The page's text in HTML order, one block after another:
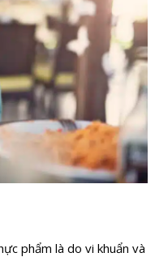
phẩm là do vi khuẩn và